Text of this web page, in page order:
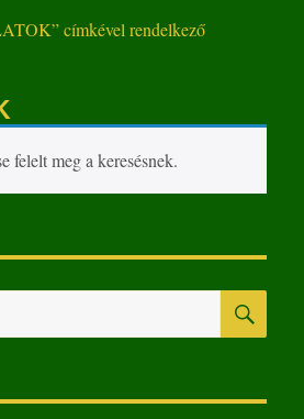
címkével rendelkező
felelt meg a keresésnek.